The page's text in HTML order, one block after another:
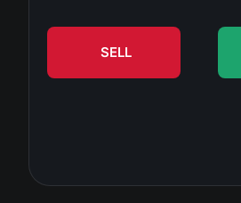
Masters และ Followers
ศูนย์ช่วยเหลือ
โบรกเกอร์ฟอเร็กซ์คืออะไร?
ประวัติศาสตร์
ติดต่อเรา
SELL